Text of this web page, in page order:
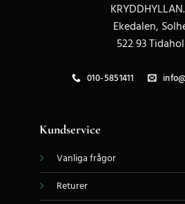
Ekedalen,
522 93
010-5851411
Kundservice
Vanliga frågor
Returer